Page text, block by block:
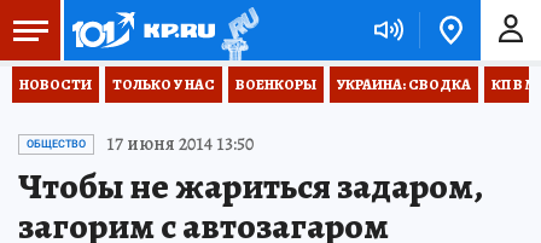
НОВОСТИ ТОЛЬКО У НАС ВОЕНКОРЫ УКРАИНА: СВОДКА КП В
ОБЩЕСТВО 17 июня 2014 13:50
Чтобы не жариться задаром,
загорим с автозагаром